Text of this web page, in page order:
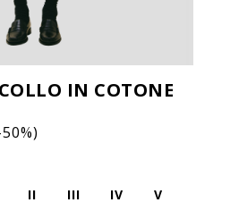
IN COTONE
II III IV V